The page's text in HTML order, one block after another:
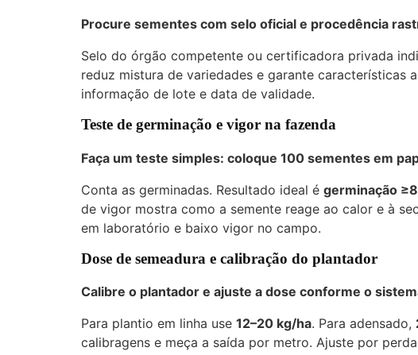
Procure sementes com selo oficial e procedência
Selo do órgão competente ou certificadora privada
reduz mistura de variedades e garante características
informação de lote e data de validade.
Teste de germinação e vigor na fazenda
Faça um teste simples: coloque 100 sementes em
Conta as germinadas. Resultado ideal é germinação
de vigor mostra como a semente reage ao calor e à
em laboratório e baixo vigor no campo.
Dose de semeadura e calibração do plantador
Calibre o plantador e ajuste a dose conforme o
Para plantio em linha use 12–20 kg/ha. Para adensado,
calibragens e meça a saída por metro. Ajuste por